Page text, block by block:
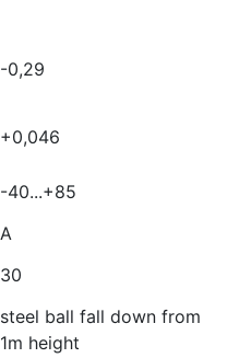
-0,29
+0,046
-40...+85
А
30
steel ball fall down from
1m height